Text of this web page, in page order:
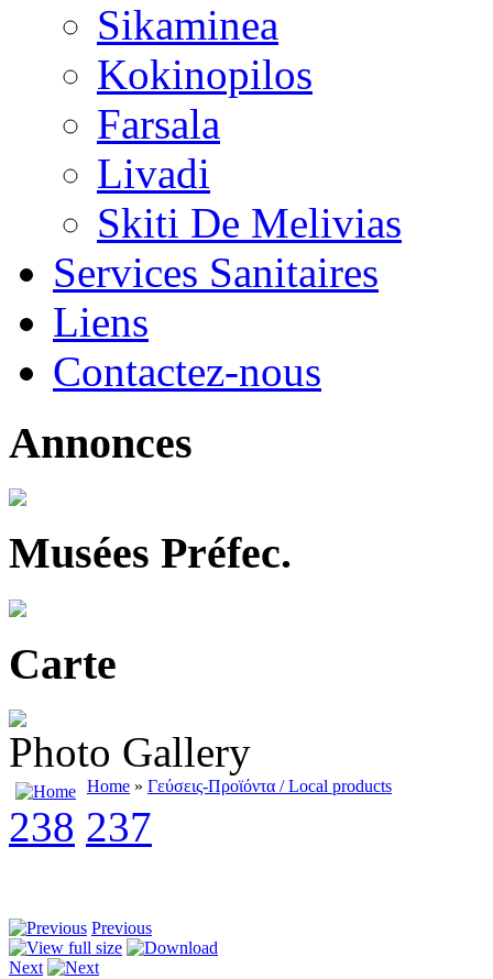
Sikaminea
Kokinopilos
Farsala
Livadi
Skiti De Melivias
Services Sanitaires
Liens
Contactez-nous
Annonces
Musées Préfec.
Carte
Photo Gallery
Home » Γεύσεις-Προϊόντα / Local products
238 237
Previous
Next